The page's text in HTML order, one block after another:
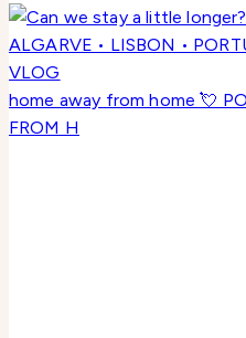
home away from home 💘
FROM H